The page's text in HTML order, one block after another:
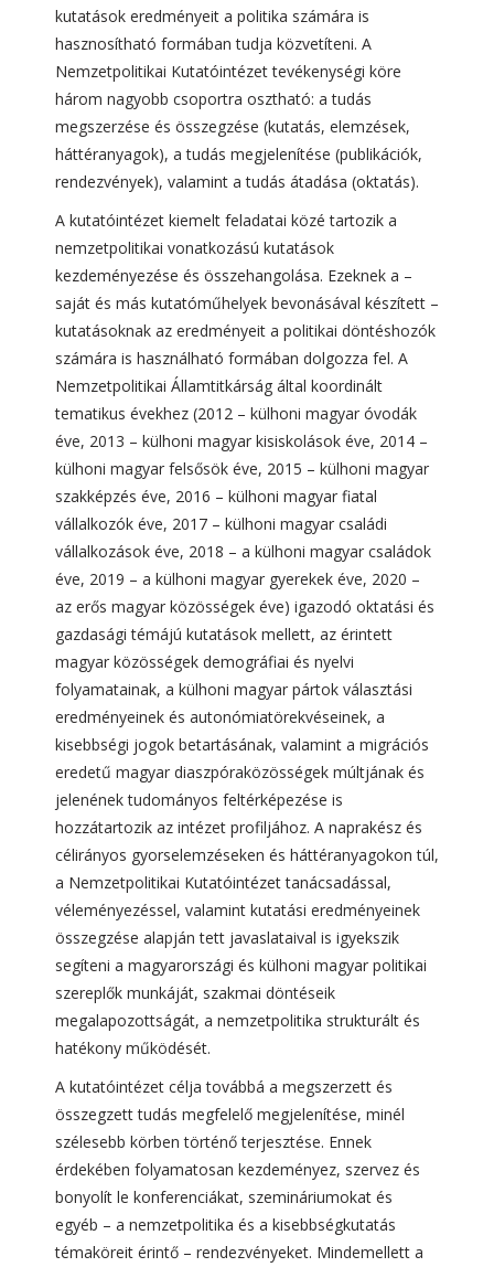
kutatások eredményeit a politika számára is
hasznosítható formában tudja közvetíteni. A
Nemzetpolitikai Kutatóintézet tevékenységi köre
három nagyobb csoportra osztható: a tudás
megszerzése és összegzése (kutatás, elemzések,
háttéranyagok), a tudás megjelenítése (publikációk,
rendezvények), valamint a tudás átadása (oktatás).
A kutatóintézet kiemelt feladatai közé tartozik a
nemzetpolitikai vonatkozású kutatások
kezdeményezése és összehangolása. Ezeknek a –
saját és más kutatóműhelyek bevonásával készített –
kutatásoknak az eredményeit a politikai döntéshozók
számára is használható formában dolgozza fel. A
Nemzetpolitikai Államtitkárság által koordinált
tematikus évekhez (2012 – külhoni magyar óvodák
éve, 2013 – külhoni magyar kisiskolások éve, 2014 –
külhoni magyar felsősök éve, 2015 – külhoni magyar
szakképzés éve, 2016 – külhoni magyar fiatal
vállalkozók éve, 2017 – külhoni magyar családi
vállalkozások éve, 2018 – a külhoni magyar családok
éve, 2019 – a külhoni magyar gyerekek éve, 2020 –
az erős magyar közösségek éve) igazodó oktatási és
gazdasági témájú kutatások mellett, az érintett
magyar közösségek demográfiai és nyelvi
folyamatainak, a külhoni magyar pártok választási
eredményeinek és autonómiatörekvéseinek, a
kisebbségi jogok betartásának, valamint a migrációs
eredetű magyar diaszpóraközösségek múltjának és
jelenének tudományos feltérképezése is
hozzátartozik az intézet profiljához. A naprakész és
célirányos gyorselemzéseken és háttéranyagokon túl,
a Nemzetpolitikai Kutatóintézet tanácsadással,
véleményezéssel, valamint kutatási eredményeinek
összegzése alapján tett javaslataival is igyekszik
segíteni a magyarországi és külhoni magyar politikai
szereplők munkáját, szakmai döntéseik
megalapozottságát, a nemzetpolitika strukturált és
hatékony működését.
A kutatóintézet célja továbbá a megszerzett és
összegzett tudás megfelelő megjelenítése, minél
szélesebb körben történő terjesztése. Ennek
érdekében folyamatosan kezdeményez, szervez és
bonyolít le konferenciákat, szemináriumokat és
egyéb – a nemzetpolitika és a kisebbségkutatás
témaköreit érintő – rendezvényeket. Mindemellett a